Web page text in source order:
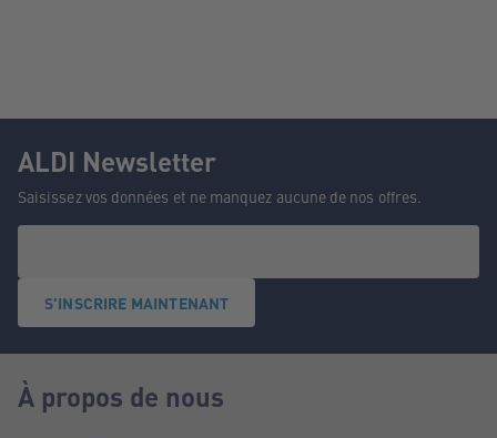
ALDI Newsletter
Saisissez vos données et ne manquez aucune de nos offres.
S'INSCRIRE MAINTENANT
À propos de nous